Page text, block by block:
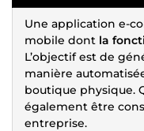
Une application e-
mobile dont la
L’objectif est de
manière
boutique physique.
également être
entreprise.